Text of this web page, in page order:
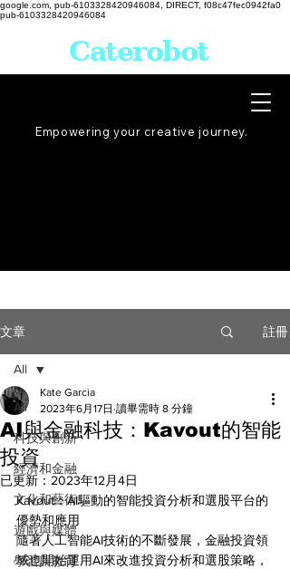
google.com, pub-6103328420946084, DIRECT, f08c47fec0942fa0
pub-6103328420946084
Empowering your creative journey.
Caterobot
文章 註冊
All
科技與創新
經濟和金融
文化和藝術
遊戲與媒體
學習與教育
All
AI與金融科技：Kavout的智能
投資
Kate Garcia
2023年6月17日 讀畢需時 8 分鐘
已更新： 2023年12月4日
Kavout：AI驅動的智能投資分析和選股平台的
優勢和應用
隨著人工智能AI技術的不斷發展，金融投資領
域也開始運用AI來改進投資分析和選股策略，